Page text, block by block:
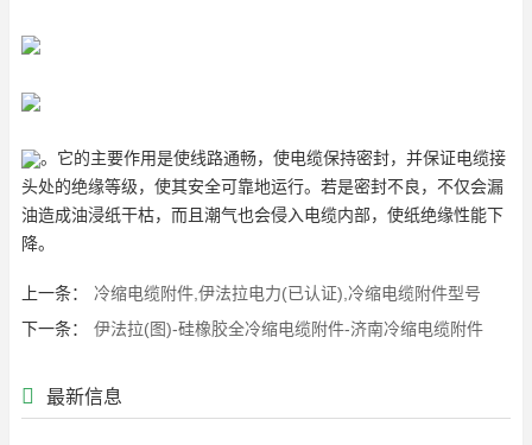
。它的主要作用是使线路通畅，使电缆保持密封，并保证电缆接
头处的绝缘等级，使其安全可靠地运行。若是密封不良，不仅会漏
油造成油浸纸干枯，而且潮气也会侵入电缆内部，使纸绝缘性能下
降。
上一条：
冷缩电缆附件,伊法拉电力(已认证),冷缩电缆附件型号
下一条：
伊法拉(图)-硅橡胶全冷缩电缆附件-济南冷缩电缆附件
最新信息